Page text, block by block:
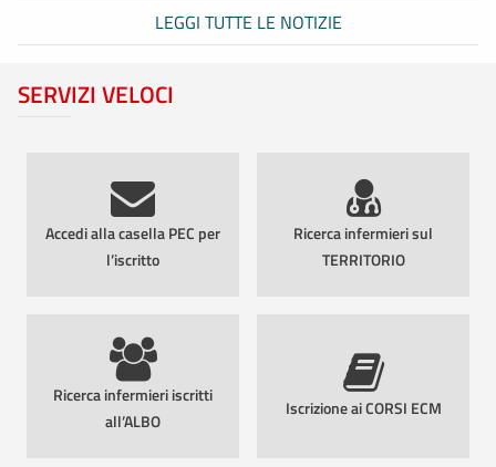
LEGGI TUTTE LE NOTIZIE
SERVIZI VELOCI
Accedi alla casella PEC per
l’iscritto
Ricerca infermieri sul
TERRITORIO
Ricerca infermieri iscritti
all’ALBO
Iscrizione ai CORSI ECM